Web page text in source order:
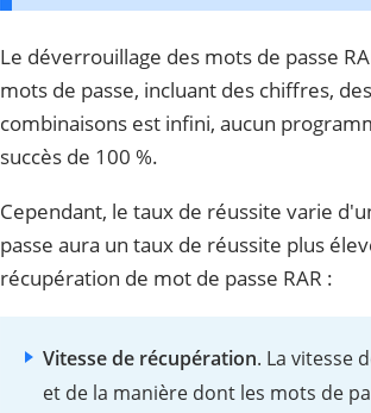
Le déverrouillage des mots de passe
mots de passe, incluant des chiffres,
combinaisons est infini, aucun
succès de 100 %.
Cependant, le taux de réussite varie
passe aura un taux de réussite plus
récupération de mot de passe RAR :
Vitesse de récupération. La vitesse
et de la manière dont les mots de